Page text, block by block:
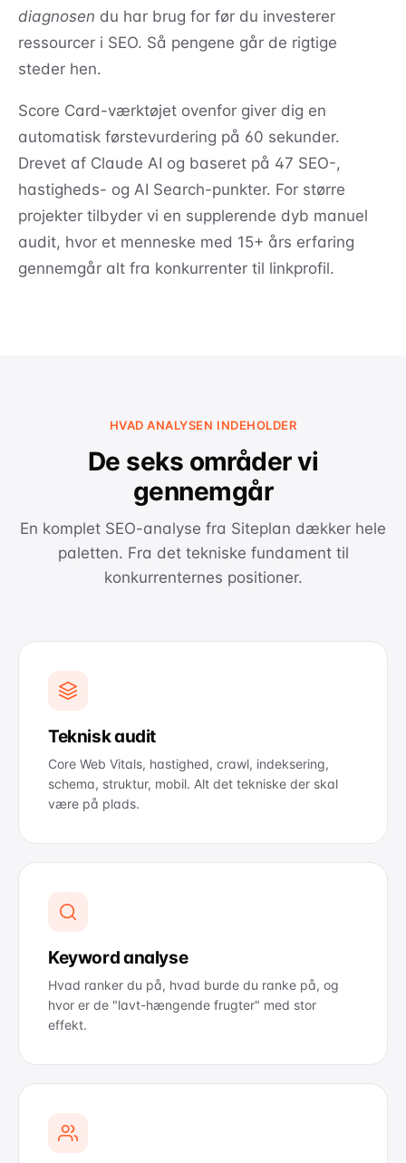
diagnosen du har brug for før du investerer
ressourcer i SEO. Så pengene går de rigtige
steder hen.
Score Card-værktøjet ovenfor giver dig en
automatisk førstevurdering på 60 sekunder.
Drevet af Claude AI og baseret på 47 SEO-,
hastigheds- og AI Search-punkter. For større
projekter tilbyder vi en supplerende dyb manuel
audit, hvor et menneske med 15+ års erfaring
gennemgår alt fra konkurrenter til linkprofil.
HVAD ANALYSEN INDEHOLDER
De seks områder vi
gennemgår
En komplet SEO-analyse fra Siteplan dækker hele
paletten. Fra det tekniske fundament til
konkurrenternes positioner.
Teknisk audit
Core Web Vitals, hastighed, crawl, indeksering,
schema, struktur, mobil. Alt det tekniske der skal
være på plads.
Keyword analyse
Hvad ranker du på, hvad burde du ranke på, og
hvor er de "lavt-hængende frugter" med stor
effekt.